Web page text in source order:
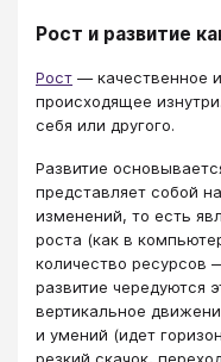
Рост и развитие
Рост — качественное
происходящее
себя или другого.
Развитие
представляет собой
изменений, то есть
роста (как в
количество ресурсов
развитие чередуются
вертикальное
и умений (идет